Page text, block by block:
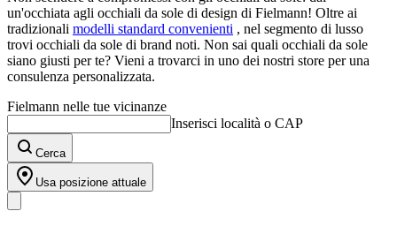
un'occhiata agli occhiali da sole di design di Fielmann! Oltre ai
tradizionali modelli standard convenienti , nel segmento di lusso
trovi occhiali da sole di brand noti. Non sai quali occhiali da sole
siano giusti per te? Vieni a trovarci in uno dei nostri store per una
consulenza personalizzata.
Fielmann nelle tue vicinanze
Inserisci località o CAP
Cerca
Usa posizione attuale